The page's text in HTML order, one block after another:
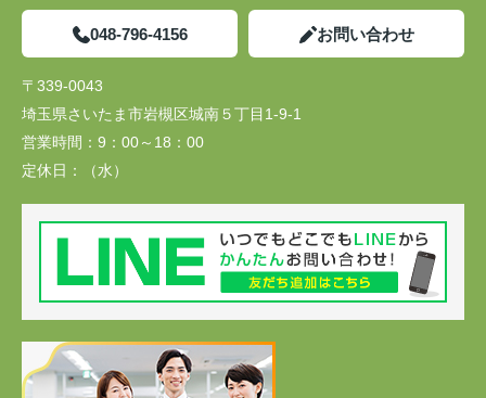
048-796-4156 お問い合わせ
〒339-0043
埼玉県さいたま市岩槻区城南５丁目1-9-1
営業時間： 9：00～18：00
定休日：
（水）